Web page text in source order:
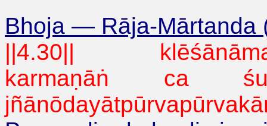
Bhoja — Rāja-Mārtanda
||4.30||
karmaṇāṅ ca